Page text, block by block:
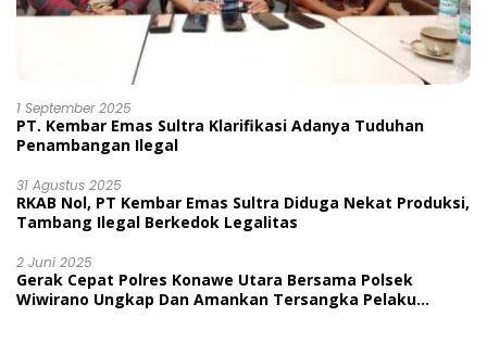
1 September 2025
PT. Kembar Emas Sultra Klarifikasi Adanya Tuduhan
Penambangan Ilegal
31 Agustus 2025
RKAB Nol, PT Kembar Emas Sultra Diduga Nekat Produksi,
Tambang Ilegal Berkedok Legalitas
2 Juni 2025
Gerak Cepat Polres Konawe Utara Bersama Polsek
Wiwirano Ungkap Dan Amankan Tersangka Pelaku